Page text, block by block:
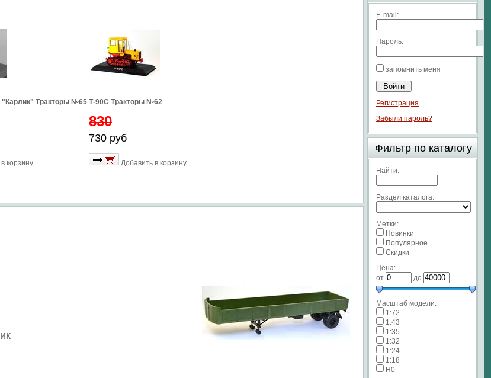
"Карлик" Тракторы №65
корзину
Т-90С Тракторы №62
830
730 руб
Добавить в корзину
E-mail:
Пароль:
запомнить меня
Регистрация
Забыли пароль?
Фильтр по каталогу
Найти:
Раздел каталога:
Метки:
Новинки
Популярное
Скидки
Цена:
от
до
Масштаб модели:
1:72
1:43
1:35
1:32
1:24
1:18
H0